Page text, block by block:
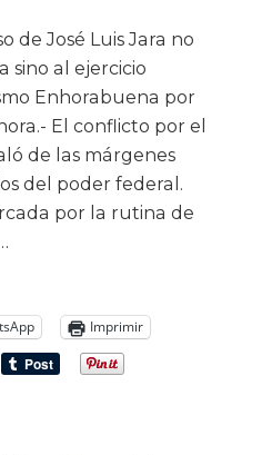
de José Luis Jara no
sino al ejercicio
Enhorabuena por
El conflicto por el
de las márgenes
del poder federal.
por la rutina de
Imprimir